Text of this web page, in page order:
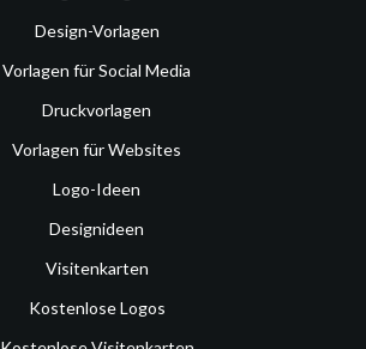
Design-Vorlagen
Vorlagen für Social Media
Druckvorlagen
Vorlagen für Websites
Logo-Ideen
Designideen
Visitenkarten
Kostenlose Logos